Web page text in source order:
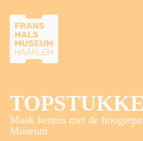
GA NAAR
Maak kennis met de
Museum